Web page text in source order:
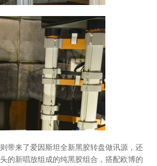
带来了爱因斯坦全新黑胶转盘做讯源，还
的新唱放组成的纯黑胶组合，搭配欧博的